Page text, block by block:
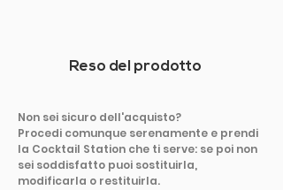
Reso del prodotto
Non sei sicuro dell'acquisto?
Procedi comunque serenamente e prendi
la Cocktail Station che ti serve: se poi non
sei soddisfatto puoi sostituirla,
modificarla o restituirla.